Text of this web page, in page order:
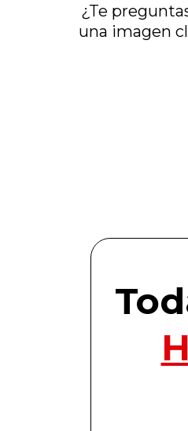
¿Te
una imagen